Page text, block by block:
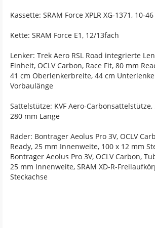
Kassette: SRAM Force XPLR XG-1371, 10-
Kette: SRAM Force E1, 12/13fach
Lenker: Trek Aero RSL Road integrierte
Einheit, OCLV Carbon, Race Fit, 80 mm
41 cm Oberlenkerbreite, 44 cm
Vorbaulänge
Sattelstütze: KVF Aero-Carbonsattelstütze,
280 mm Länge
Räder: Bontrager Aeolus Pro 3V, OCLV
Ready, 25 mm Innenweite, 100 x 12 mm
Bontrager Aeolus Pro 3V, OCLV Carbon,
25 mm Innenweite, SRAM XD-R-
Steckachse